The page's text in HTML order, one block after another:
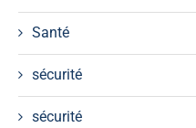
Santé
sécurité
sécurité